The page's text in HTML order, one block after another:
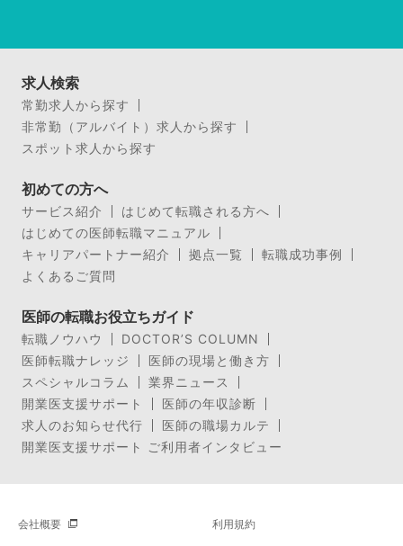
求人検索
常勤求人から探す
非常勤（アルバイト）求人から探す
スポット求人から探す
初めての方へ
サービス紹介
はじめて転職される方へ
はじめての医師転職マニュアル
キャリアパートナー紹介
拠点一覧
転職成功事例
よくあるご質問
医師の転職お役立ちガイド
転職ノウハウ
DOCTOR’S COLUMN
医師転職ナレッジ
医師の現場と働き方
スペシャルコラム
業界ニュース
開業医支援サポート
医師の年収診断
求人のお知らせ代行
医師の職場カルテ
開業医支援サポート ご利用者インタビュー
会社概要 利用規約